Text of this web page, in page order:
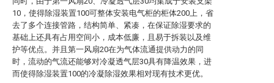
10，使得除湿装置100可整体安装电气柜的柜体200上，省
去了多个连接管路，结构简单、紧凑，在保证除湿要求的
基础上还具有占用空间小，成本低廉，且易于拆装以及维
护等优点。并且第一风扇20在为气体流通提供动力的同
时，流动的气流还能够对冷凝透气层30具有降温效果，进
而使得除湿装置100的冷凝除湿效果相对现有技术更优。